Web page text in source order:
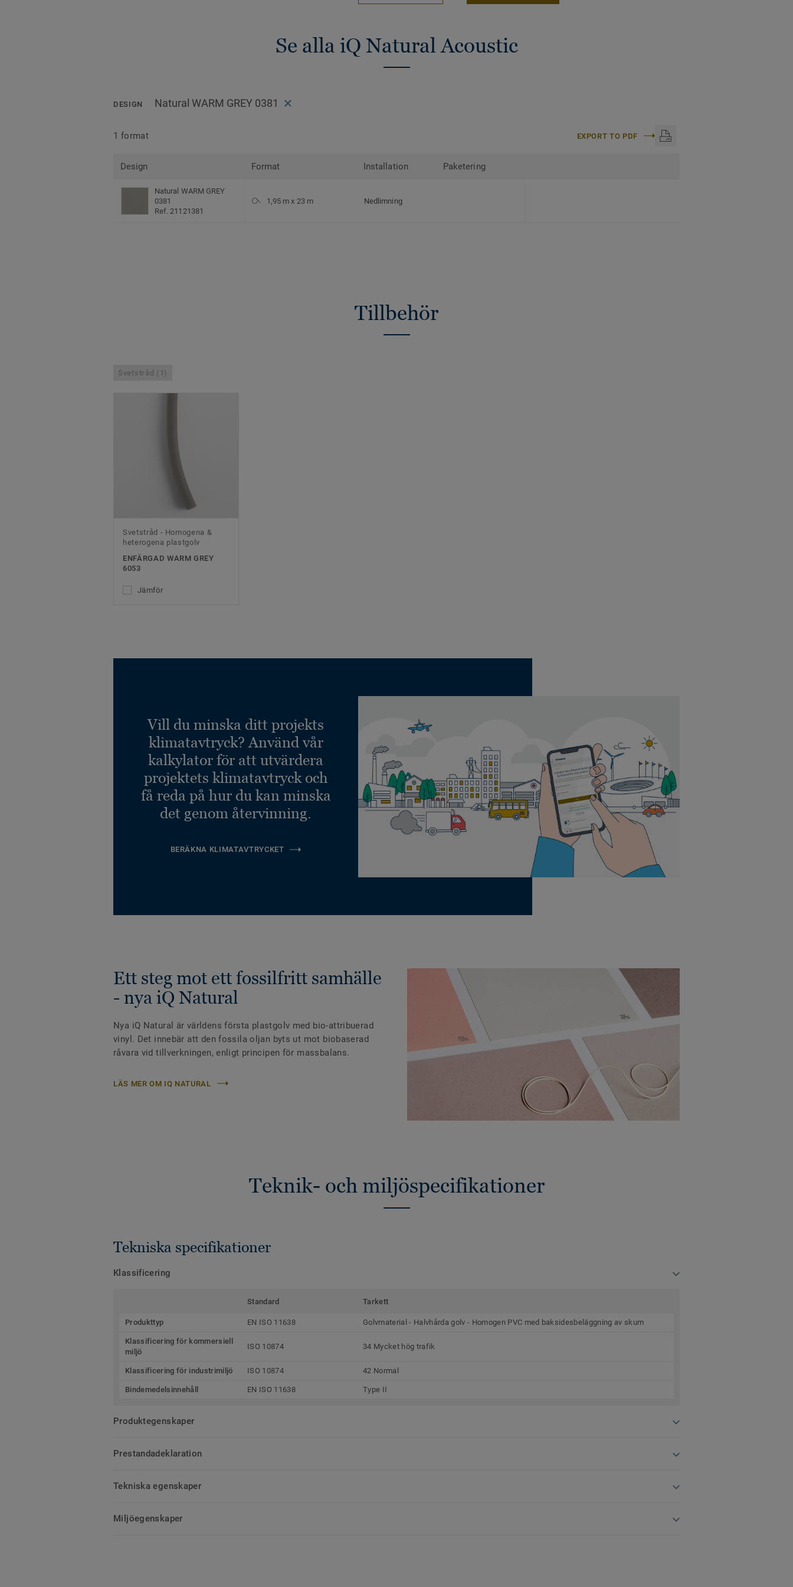
Se alla iQ Natural Acoustic
DESIGN Natural WARM GREY 0381
1 format EXPORT TO PDF
Design Format Installation Paketering
Natural WARM GREY
0381
Ref. 21121381
1,95 m x 23 m Nedlimning
Tillbehör
Svetstråd (1)
Svetstråd - Homogena &
heterogena plastgolv
ENFÄRGAD WARM GREY
6053
Jämför
Vill du minska ditt projekts
klimatavtryck? Använd vår
kalkylator för att utvärdera
projektets klimatavtryck och
få reda på hur du kan minska
det genom återvinning.
BERÄKNA KLIMATAVTRYCKET
Ett steg mot ett fossilfritt samhälle
- nya iQ Natural
Nya iQ Natural är världens första plastgolv med bio-attribuerad
vinyl. Det innebär att den fossila oljan byts ut mot biobaserad
råvara vid tillverkningen, enligt principen för massbalans.
LÄS MER OM IQ NATURAL
Teknik- och miljöspecifikationer
Tekniska specifikationer
Klassificering
Standard Tarkett
Produkttyp EN ISO 11638 Golvmaterial - Halvhårda golv - Homogen PVC med baksidesbeläggning av skum
Klassificering för kommersiell
miljö
ISO 10874 34 Mycket hög trafik
Klassificering för industrimiljö ISO 10874 42 Normal
Bindemedelsinnehåll EN ISO 11638 Type II
Produktegenskaper
Prestandadeklaration
Tekniska egenskaper
Miljöegenskaper